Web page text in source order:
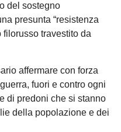
del sostegno
presunta “resistenza
filorusso travestito da
affermare con forza
fuori e contro ogni
di predoni che si stanno
della popolazione e dei